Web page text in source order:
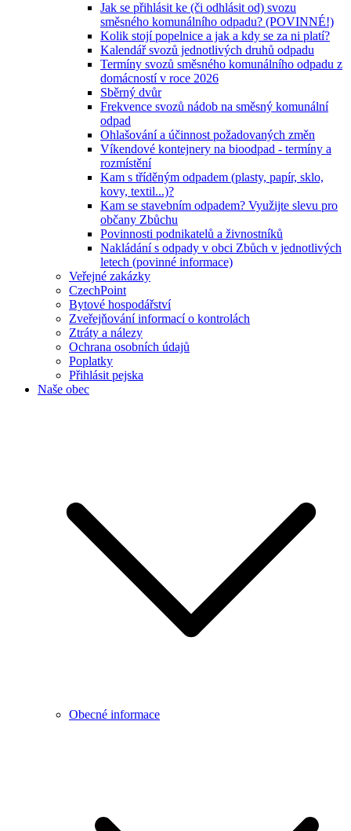
Jak se přihlásit ke (či odhlásit od) svozu
směsného komunálního odpadu? (POVINNÉ!)
Kolik stojí popelnice a jak a kdy se za ni platí?
Kalendář svozů jednotlivých druhů odpadu
Termíny svozů směsného komunálního odpadu z
domácností v roce 2026
Sběrný dvůr
Frekvence svozů nádob na směsný komunální
odpad
Ohlašování a účinnost požadovaných změn
Víkendové kontejnery na bioodpad - termíny a
rozmístění
Kam s tříděným odpadem (plasty, papír, sklo,
kovy, textil...)?
Kam se stavebním odpadem? Využijte slevu pro
občany Zbůchu
Povinnosti podnikatelů a živnostníků
Nakládání s odpady v obci Zbůch v jednotlivých
letech (povinné informace)
Veřejné zakázky
CzechPoint
Bytové hospodářství
Zveřejňování informací o kontrolách
Ztráty a nálezy
Ochrana osobních údajů
Poplatky
Přihlásit pejska
Naše obec
Obecné informace